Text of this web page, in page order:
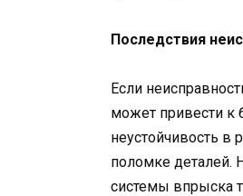
Последствия
Если
может привести к
неустойчивость в
поломке деталей.
системы впрыска